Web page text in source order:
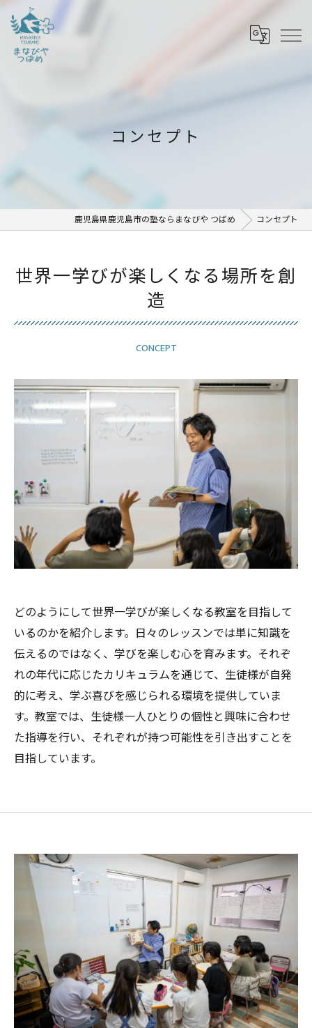
コンセプト
鹿児島県鹿児島市の塾ならまなびや つばめ コンセプト
世界一学びが楽しくなる場所を創
造
CONCEPT
どのようにして世界一学びが楽しくなる教室を目指して
いるのかを紹介します。日々のレッスンでは単に知識を
伝えるのではなく、学びを楽しむ心を育みます。それぞ
れの年代に応じたカリキュラムを通じて、生徒様が自発
的に考え、学ぶ喜びを感じられる環境を提供していま
す。教室では、生徒様一人ひとりの個性と興味に合わせ
た指導を行い、それぞれが持つ可能性を引き出すことを
目指しています。